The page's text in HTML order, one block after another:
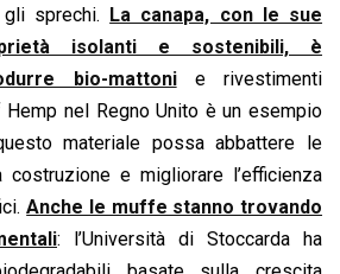
sprechi.
La canapa, con le sue
isolanti e sostenibili, è
bio-mattonie rivestimenti
nel Regno Unito è un esempio
materiale possa abbattere le
e migliorare l’efficienza
Anche le muffe stanno trovando
: l’Università di Stoccarda ha